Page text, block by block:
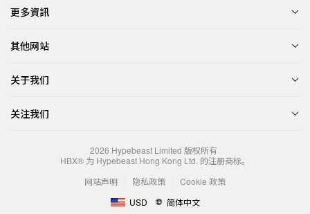
更多資訊
其他网站
关于我们
关注我们
2026 Hypebeast Limited 版权所有
HBX® 为 Hypebeast Hong Kong Ltd. 的注册商标。
网站声明
隐私政策
Cookie 政策
USD
简体中文